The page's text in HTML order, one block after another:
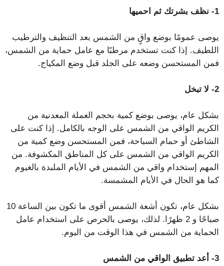
1- نظف بشرتك ثم احميها
يوصى عمومًا بوضع واقٍ من الشمس بعد التنظيف والترطيب
اللطيف. إذا كنت تستخدم مرطبًا مع عامل حماية من الشمس،
فمن المستحسن وضعه على الجلد قبل وضع المكياج.
2- لا تبخل
بشكل عام، يوصى بوضع كمية بحجم العملة المعدنية من
الكريم الواقي من الشمس على الوجه بالكامل. إذا كنت على
الشاطئ أو حمام السباحة، فمن المستحسن وضع كمية من
الكريم الواقي من الشمس على كل المناطق المكشوفة. من
المهم إستخدام واقي من الشمس في الأيام الملبدة بالغيوم
كما هو الحال في الأيام المشمسة.
بشكل عام، تكون أشعة الشمس أقوى ما تكون بين الساعة 10
صباحًا و 2 ظهرًا. لذلك، يوصى بالحرص على استخدام عامل
الحماية من الشمس في هذا الوقت من اليوم.
3- أعد تطبيق الواقي من الشمس